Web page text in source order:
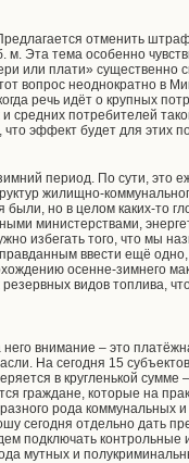
отменить
Эта тема особенно
или плати» существенно
вопрос неоднократно в
речь идёт о крупных
средних потребителей
эффект будет для этих
период. По сути, это
жилищно-
но в целом каких-то
министерствами,
избегать того, что мы
ввести ещё
осенне-зимнего
резервных видов топлива,
внимание – это
На сегодня 15
в кругленькой
граждане, которые на
рода коммунальных
сегодня отдельно дать
подключать контрольные
мутных и